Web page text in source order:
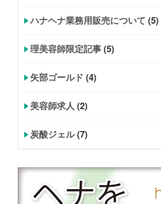
ハナヘナ業務用販売について (5)
理美容師限定記事(5)
矢部ゴールド (4)
美容師求人 (2)
炭酸ジェル(7)